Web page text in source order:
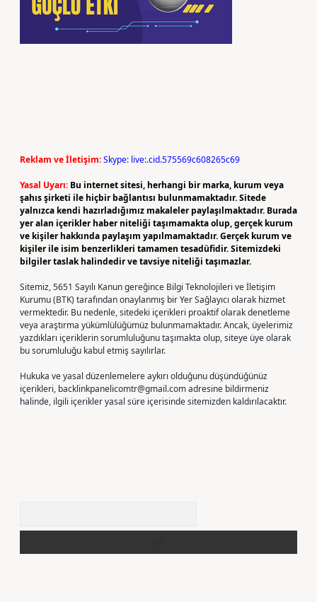
Reklam ve İletişim:Skype: live:.cid.575569c608265c69
Yasal Uyarı: Bu internet sitesi, herhangi bir marka, kurum veya
şahıs şirketi ile hiçbir bağlantısı bulunmamaktadır. Sitede
yalnızca kendi hazırladığımız makaleler paylaşılmaktadır. Burada
yer alan içerikler haber niteliği taşımamakta olup, gerçek kurum
ve kişiler hakkında paylaşım yapılmamaktadır. Gerçek kurum ve
kişiler ile isim benzerlikleri tamamen tesadüfidir. Sitemizdeki
bilgiler taslak halindedir ve tavsiye niteliği taşımazlar.
Sitemiz, 5651 Sayılı Kanun gereğince Bilgi Teknolojileri ve İletişim
Kurumu (BTK) tarafından onaylanmış bir Yer Sağlayıcı olarak hizmet
vermektedir. Bu nedenle, sitedeki içerikleri proaktif olarak denetleme
veya araştırma yükümlülüğümüz bulunmamaktadır. Ancak, üyelerimiz
yazdıkları içeriklerin sorumluluğunu taşımakta olup, siteye üye olarak
bu sorumluluğu kabul etmiş sayılırlar.
Hukuka ve yasal düzenlemelere aykırı olduğunu düşündüğünüz
içerikleri, backlinkpanelicomtr@gmail.comadresine bildirmeniz
halinde, ilgili içerikler yasal süre içerisinde sitemizden kaldırılacaktır.